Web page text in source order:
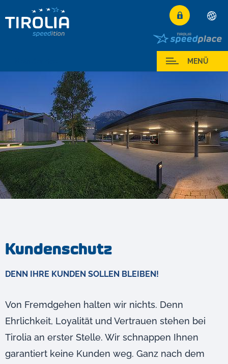
Deutsch
English
Français
Español
Polski
Česky
Magyar
Hrvatski
Română
MENÜ
Kundenschutz
DENN IHRE KUNDEN SOLLEN BLEIBEN!
Von Fremdgehen halten wir nichts. Denn
Ehrlichkeit, Loyalität und Vertrauen stehen bei
Tirolia an erster Stelle. Wir schnappen Ihnen
garantiert keine Kunden weg. Ganz nach dem